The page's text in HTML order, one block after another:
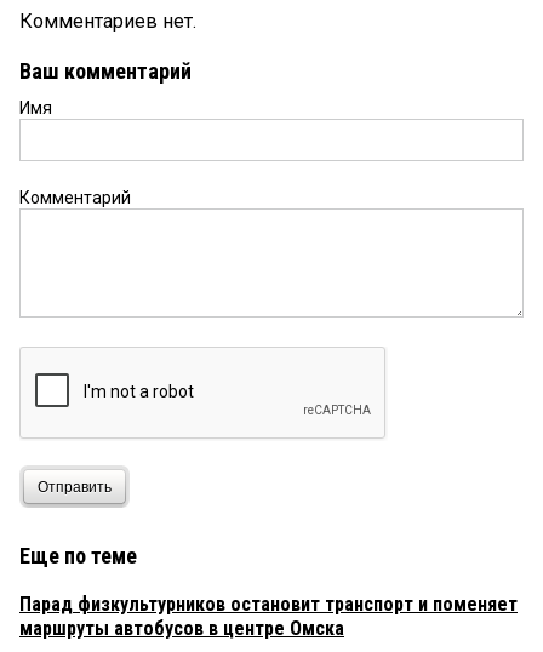
Комментариев нет.
Ваш комментарий
Имя
Комментарий
Отправить
Еще по теме
Парад физкультурников остановит транспорт и поменяет
маршруты автобусов в центре Омска